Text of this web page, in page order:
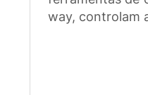
way, controlam